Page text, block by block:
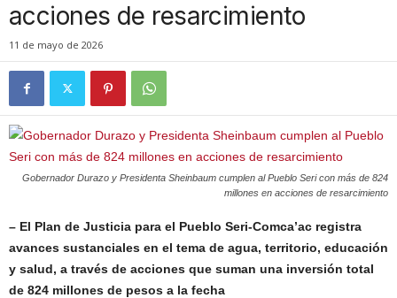
acciones de resarcimiento
11 de mayo de 2026
Gobernador Durazo y Presidenta Sheinbaum cumplen al Pueblo Seri con más de 824
millones en acciones de resarcimiento
– El Plan de Justicia para el Pueblo Seri-Comca’ac registra
avances sustanciales en el tema de agua, territorio, educación
y salud, a través de acciones que suman una inversión total
de 824 millones de pesos a la fecha